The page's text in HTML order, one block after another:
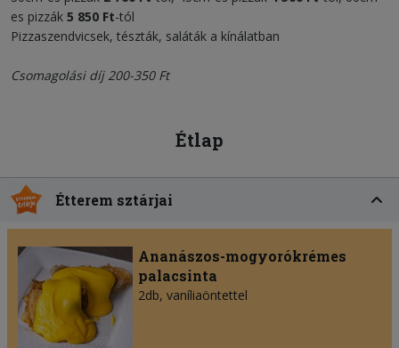
es pizzák 5 850 Ft-tól
Pizzaszendvicsek, tészták, saláták a kínálatban
Csomagolási díj 200-350 Ft
Étlap
Étterem sztárjai
Ananászos-mogyorókrémes
palacsinta
2db, vaníliaöntettel